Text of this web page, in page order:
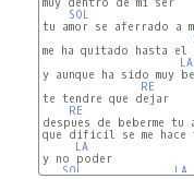
SOL
tu amor se aferrado a
me ha quitado hasta el
LA
y aunque ha sido muy
RE
te tendre que dejar
RE
despues de beberme
que dificil se me hace
LA
y no poder
SOL
LA